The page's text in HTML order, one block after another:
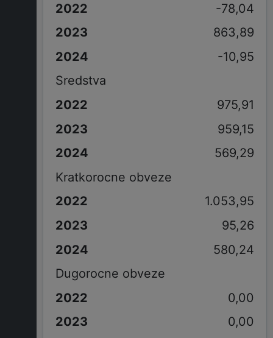
-78,04
863,89
-10,95
Sredstva
975,91
959,15
569,29
Kratkorocne obveze
1.053,95
95,26
580,24
Dugorocne obveze
0,00
0,00